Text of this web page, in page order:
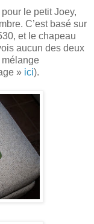
le petit Joey,
C’est basé sur
et le chapeau
aucun des deux
mélange
» ici).